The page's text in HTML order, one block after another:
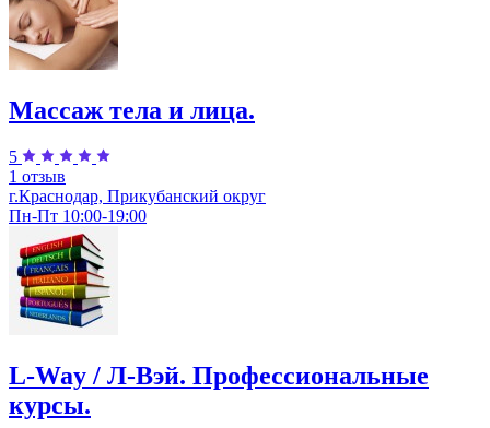
Массаж тела и лица.
5
1 отзыв
г.Краснодар, Прикубанский округ
Пн-Пт 10:00-19:00
L-Way / Л-Вэй. Профессиональные
курсы.